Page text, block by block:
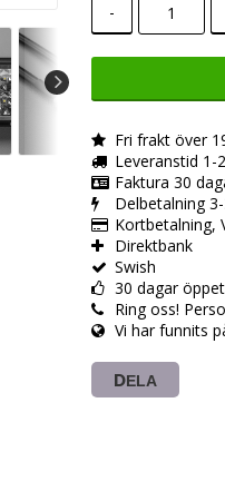
-
Fri frakt över
Leveranstid 1-
Faktura 30
Delbetalning
Kortbetalning,
Direktbank
Swish
30 dagar
Ring oss!
Vi har funnits
DELA